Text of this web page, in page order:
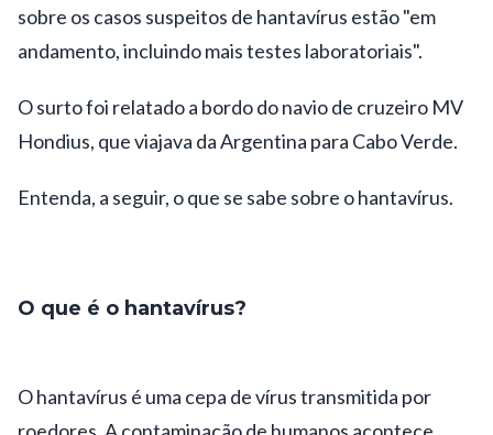
sobre os casos suspeitos de hantavírus estão "em
andamento, incluindo mais testes laboratoriais".
O surto foi relatado a bordo do navio de cruzeiro MV
Hondius, que viajava da Argentina para Cabo Verde.
Entenda, a seguir, o que se sabe sobre o hantavírus.
O que é o hantavírus?
O hantavírus é uma cepa de vírus transmitida por